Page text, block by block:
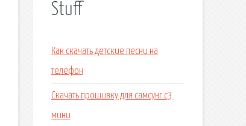
Stuff
Как скачать детские песни на
телефон
Скачать прошивку для самсунг с3
мини